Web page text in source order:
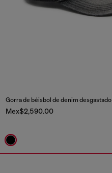
Gorra de béisbol de denim desgastado
Mex$2,590.00